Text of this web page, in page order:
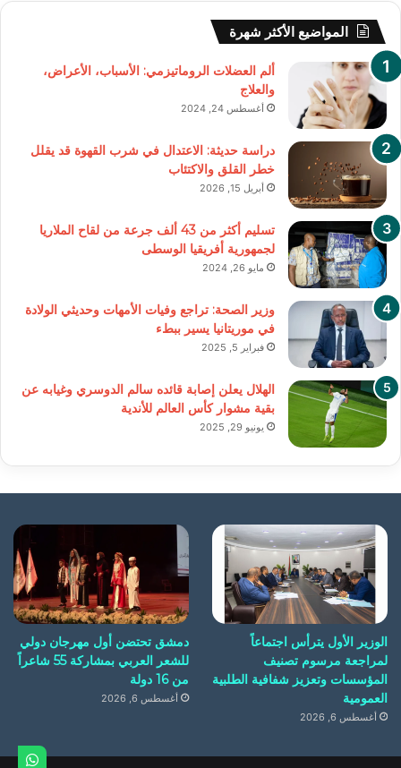
المواضيع الأكثر شهرة
ألم العضلات الروماتيزمي: الأسباب، الأعراض،
والعلاج
أغسطس 24, 2024
دراسة حديثة: الاعتدال في شرب القهوة قد يقلل
خطر القلق والاكتئاب
أبريل 15, 2026
تسليم أكثر من 43 ألف جرعة من لقاح الملاريا
لجمهورية أفريقيا الوسطى
مايو 26, 2024
وزير الصحة: تراجع وفيات الأمهات وحديثي الولادة
في موريتانيا يسير ببطء
فبراير 5, 2025
الهلال يعلن إصابة قائده سالم الدوسري وغيابه عن
بقية مشوار كأس العالم للأندية
يونيو 29, 2025
الوزير الأول يترأس اجتماعاً
لمراجعة مرسوم تصنيف
المؤسسات وتعزيز شفافية الطلبية
العمومية
أغسطس 6, 2026
دمشق تحتضن أول مهرجان دولي
للشعر العربي بمشاركة 55 شاعراً
من 16 دولة
أغسطس 6, 2026